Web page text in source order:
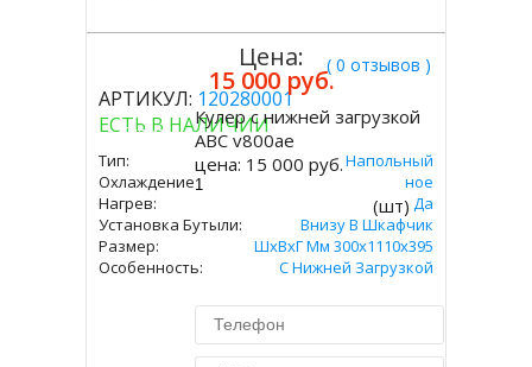
( 0 отзывов )
АРТИКУЛ: 120280001
ЕСТЬ В НАЛИЧИИ
Тип:
Напольный
Охлаждение:
Электронное
Нагрев:
Да
Установка Бутыли:
Внизу В Шкафчик
Размер:
ШхВхГ Мм 300х1110х395
Особенность:
С Нижней Загрузкой
Цена:
15 000 руб.
Купить
Кулер с нижней загрузкой
ABC v800ae
цена: 15 000 руб.
(шт)